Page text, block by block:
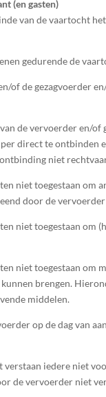
(en gasten)
van de vaartocht
gedurende de
of de gezagvoerder
de vervoerder en/
direct te ontbinden
niet
niet toegestaan om
door de vervoerder
niet toegestaan
niet toegestaan
brengen.
middelen.
op de dag van
iedere niet
de vervoerder niet